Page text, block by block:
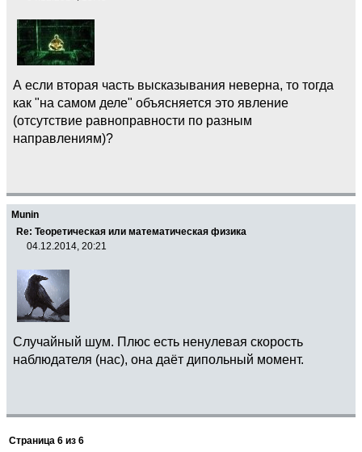
А если вторая часть высказывания неверна, то тогда
как "на самом деле" объясняется это явление
(отсутствие равноправности по разным
направлениям)?
Munin
Re: Теоретическая или математическая физика
04.12.2014, 20:21
Случайный шум. Плюс есть ненулевая скорость
наблюдателя (нас), она даёт дипольный момент.
Страница 6 из 6